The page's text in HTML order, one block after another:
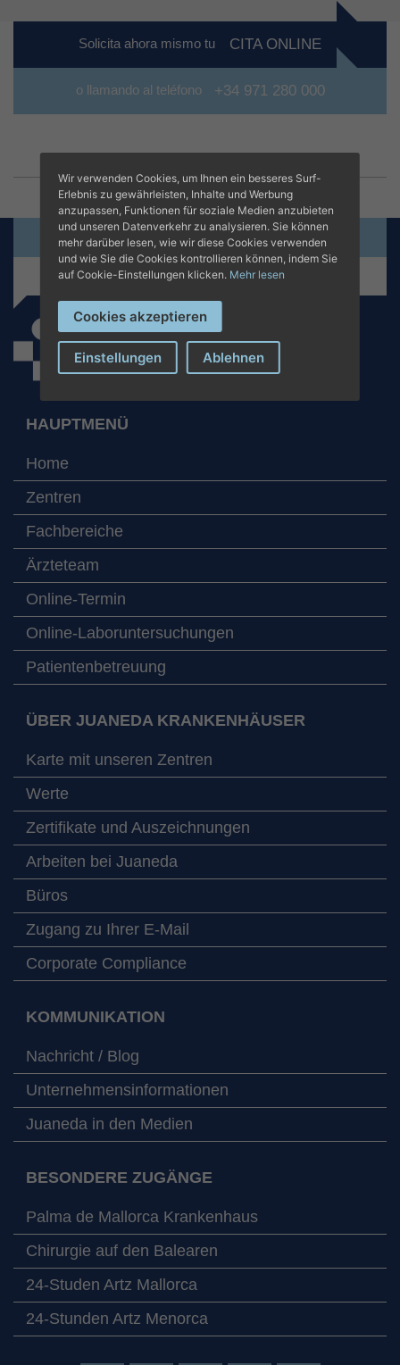
Solicita ahora mismo tu CITA ONLINE
o llamando al teléfono +34 971 280 000
Termin online beantragen
+34 971 280 000
HAUPTMENÜ
Home
Zentren
Fachbereiche
Ärzteteam
Online-Termin
Online-Laboruntersuchungen
Patientenbetreuung
ÜBER JUANEDA KRANKENHÄUSER
Karte mit unseren Zentren
Werte
Zertifikate und Auszeichnungen
Arbeiten bei Juaneda
Büros
Zugang zu Ihrer E-Mail
Corporate Compliance
KOMMUNIKATION
Nachricht / Blog
Unternehmensinformationen
Juaneda in den Medien
BESONDERE ZUGÄNGE
Palma de Mallorca Krankenhaus
Chirurgie auf den Balearen
24-Studen Artz Mallorca
24-Stunden Artz Menorca
Wir verwenden Cookies, um Ihnen ein besseres Surf-
Erlebnis zu gewährleisten, Inhalte und Werbung
anzupassen, Funktionen für soziale Medien anzubieten
und unseren Datenverkehr zu analysieren. Sie können
mehr darüber lesen, wie wir diese Cookies verwenden
und wie Sie die Cookies kontrollieren können, indem Sie
auf Cookie-Einstellungen klicken. Mehr lesen
Cookies akzeptieren
Einstellungen Ablehnen